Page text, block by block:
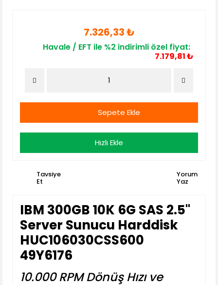
7.326,33 ₺
Havale / EFT ile %2 indirimli özel fiyat:
7.179,81 ₺
Sepete Ekle
Hızlı Ekle
Tavsiye
Et
Yorum
Yaz
IBM 300GB 10K 6G SAS 2.5''
Server Sunucu Harddisk
HUC106030CSS600
49Y6176
10.000 RPM Dönüş Hızı ve